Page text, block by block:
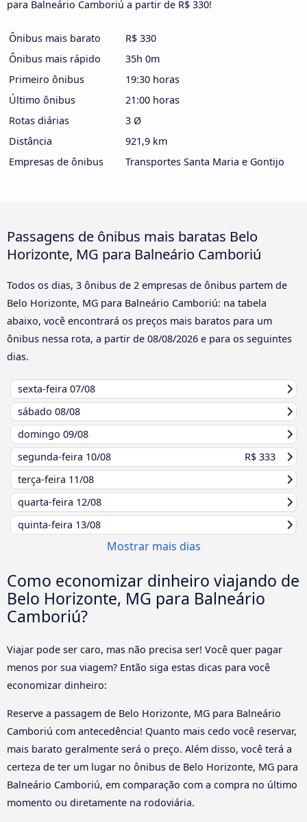
para Balneário Camboriú a partir de R$ 330!
Ônibus mais barato
R$ 330
Ônibus mais rápido
35h 0m
Primeiro ônibus
19:30 horas
Último ônibus
21:00 horas
Rotas diárias
3 Ø
Distância
921,9 km
Empresas de ônibus
Transportes Santa Maria e Gontijo
Passagens de ônibus mais baratas Belo
Horizonte, MG para Balneário Camboriú
Todos os dias, 3 ônibus de 2 empresas de ônibus partem de
Belo Horizonte, MG para Balneário Camboriú: na tabela
abaixo, você encontrará os preços mais baratos para um
ônibus nessa rota, a partir de 08/08/2026 e para os seguintes
dias.
sexta-feira 07/08
sábado 08/08
domingo 09/08
segunda-feira 10/08
R$ 333
terça-feira 11/08
quarta-feira 12/08
quinta-feira 13/08
Mostrar mais dias
Como economizar dinheiro viajando de
Belo Horizonte, MG para Balneário
Camboriú?
Viajar pode ser caro, mas não precisa ser! Você quer pagar
menos por sua viagem? Então siga estas dicas para você
economizar dinheiro:
Reserve a passagem de Belo Horizonte, MG para Balneário
Camboriú com antecedência! Quanto mais cedo você reservar,
mais barato geralmente será o preço. Além disso, você terá a
certeza de ter um lugar no ônibus de Belo Horizonte, MG para
Balneário Camboriú, em comparação com a compra no último
momento ou diretamente na rodoviária.